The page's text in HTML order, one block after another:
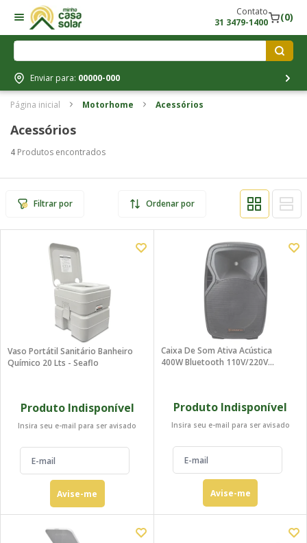
Contato
31 3479-1400
(0)
Enviar para: 00000-000
Página inicial Motorhome Acessórios
Acessórios
4 Produtos encontrados
Filtrar por Ordenar por
Vaso Portátil Sanitário Banheiro
Químico 20 Lts - Seaflo
Produto Indisponível
Insira seu e-mail para ser avisado
Avise-me
Caixa De Som Ativa Acústica
400W Bluetooth 110V/220V
Produto Indisponível
Insira seu e-mail para ser avisado
Avise-me